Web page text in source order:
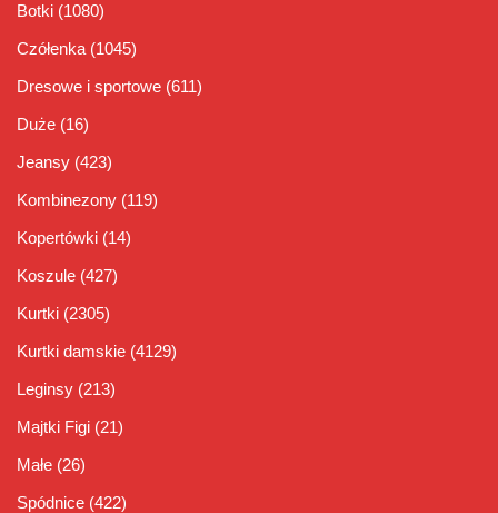
Botki (1080)
Czółenka (1045)
Dresowe i sportowe (611)
Duże (16)
Jeansy (423)
Kombinezony (119)
Kopertówki (14)
Koszule (427)
Kurtki (2305)
Kurtki damskie (4129)
Leginsy (213)
Majtki Figi (21)
Małe (26)
Spódnice (422)